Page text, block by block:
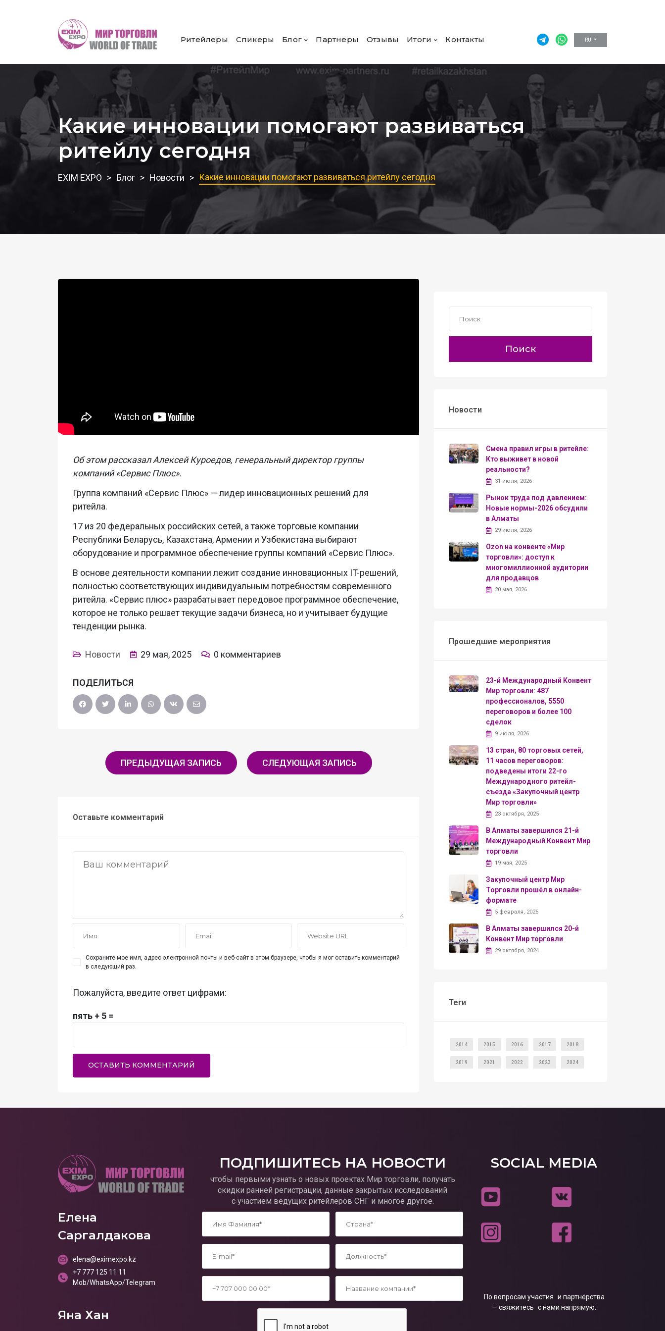
RU
Ритейлеры Спикеры Блог Партнеры Отзывы Итоги Контакты
Какие инновации помогают развиваться
ритейлу сегодня
EXIM EXPO Блог Новости Какие инновации помогают развиваться ритейлу сегодня
Об этом рассказал Алексей Куроедов, генеральный директор группы
компаний «Сервис Плюс».
Группа компаний «Сервис Плюс» — лидер инновационных решений для
ритейла.
17 из 20 федеральных российских сетей, а также торговые компании
Республики Беларусь, Казахстана, Армении и Узбекистана выбирают
оборудование и программное обеспечение группы компаний «Сервис Плюс».
В основе деятельности компании лежит создание инновационных IT-решений,
полностью соответствующих индивидуальным потребностям современного
ритейла. «Сервис плюс» разрабатывает передовое программное обеспечение,
которое не только решает текущие задачи бизнеса, но и учитывает будущие
тенденции рынка.
Новости 29 мая, 2025 0 комментариев
ПОДЕЛИТЬСЯ
ПРЕДЫДУЩАЯ ЗАПИСЬ СЛЕДУЮЩАЯ ЗАПИСЬ
Оставьте комментарий
Сохраните мое имя, адрес электронной почты и веб-сайт в этом браузере, чтобы я мог оставить комментарий
в следующий раз.
Пожалуйста, введите ответ цифрами:
пять + 5 =
Поиск
Новости
Смена правил игры в ритейле:
Кто выживет в новой
реальности?
31 июля, 2026
Рынок труда под давлением:
Новые нормы-2026 обсудили
в Алматы
29 июля, 2026
Ozon на конвенте «Мир
торговли»: доступ к
многомиллионной аудитории
для продавцов
20 мая, 2026
Прошедшие мероприятия
23-й Международный Конвент
Мир торговли: 487
профессионалов, 5550
переговоров и более 100
сделок
9 июля, 2026
13 стран, 80 торговых сетей,
11 часов переговоров:
подведены итоги 22-го
Международного ритейл-
съезда «Закупочный центр
Мир торговли»
23 октября, 2025
В Алматы завершился 21-й
Международный Конвент Мир
торговли
19 мая, 2025
Закупочный центр Мир
Торговли прошёл в онлайн-
формате
5 февраля, 2025
В Алматы завершился 20-й
Конвент Мир торговли
29 октября, 2024
Теги
2014 2015 2016 2017 2018
2019 2021 2022 2023 2024
Елена
Саргалдакова
elena@eximexpo.kz
+7 777 125 11 11
Mob/WhatsApp/Telegram
Яна Хан
ПОДПИШИТЕСЬ НА НОВОСТИ
чтобы первыми узнать о новых проектах Мир торговли, получать
скидки ранней регистрации, данные закрытых исследований
с участием ведущих ритейлеров СНГ и многое другое.
SOCIAL MEDIA
По вопросам участия и партнёрства
— свяжитесь с нами напрямую.